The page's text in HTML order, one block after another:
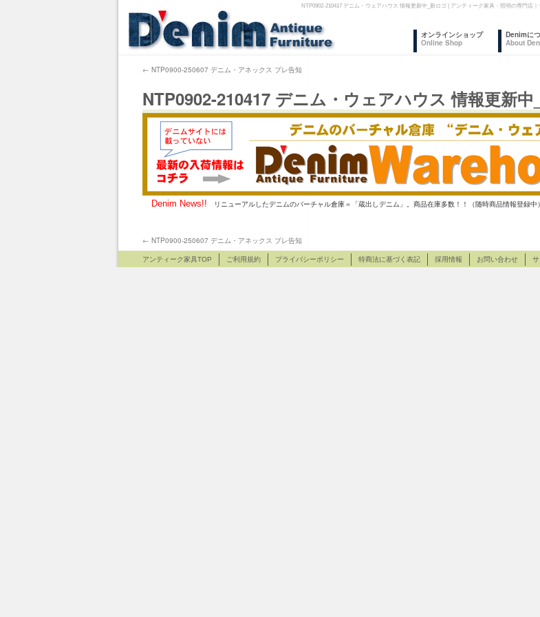
NTP0902-210417 デニム・ウェアハウス 情報更新中_新ロゴ | アンティーク家具・照明の専門
ン
ツ
へ
ス
キ
プ
オンラインショップ
Online Shop
Denimに
About
← NTP0900-250607 デニム・アネックス プレ告知
NTP0902-210417 デニム・ウェアハウス 情報更新中
Denim News!! リニューアルしたデニムのバーチャル倉庫＝「蔵出しデニム」。商品在庫多数！！（随時商品情報登録中
← NTP0900-250607 デニム・アネックス プレ告知
アンティーク家具TOP ご利用規約 プライバシーポリシー 特商法に基づく表記 採用情報 お問い合わせ